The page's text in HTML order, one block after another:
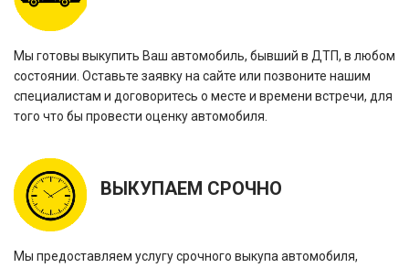
Мы готовы выкупить Ваш автомобиль, бывший в ДТП, в любом
состоянии. Оставьте заявку на сайте или позвоните нашим
специалистам и договоритесь о месте и времени встречи, для
того что бы провести оценку автомобиля.
ВЫКУПАЕМ СРОЧНО
Мы предоставляем услугу срочного выкупа автомобиля,